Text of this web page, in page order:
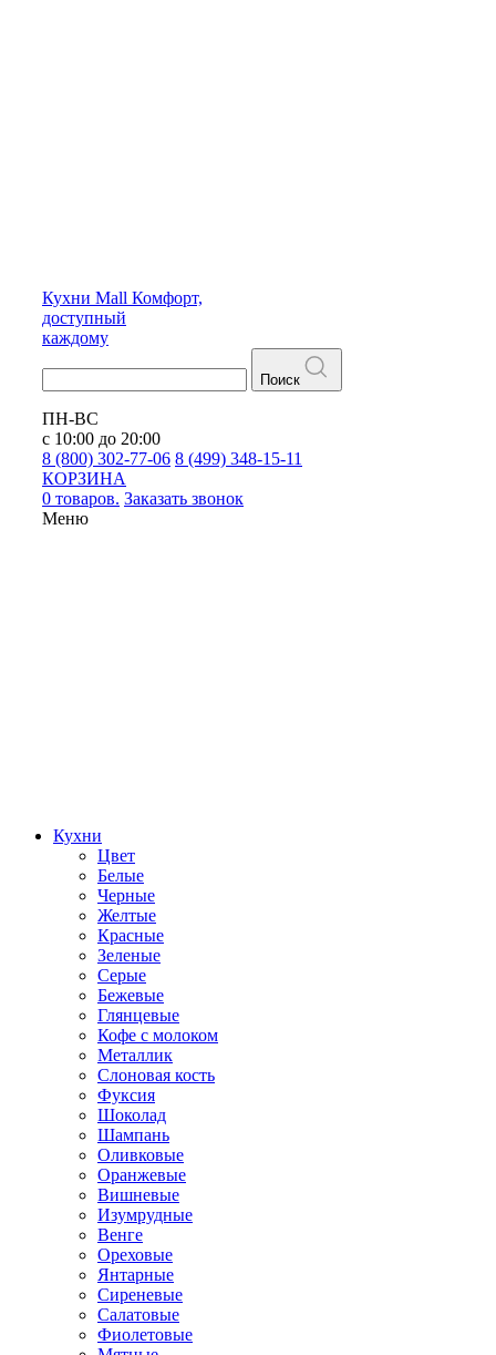
Кухни Mall Комфорт,
доступный
каждому
Поиск
ПН-ВС
с 10:00 до 20:00
8 (800) 302-77-06 8 (499) 348-15-11
КОРЗИНА
0 товаров. Заказать звонок
Меню
Кухни
Цвет
Белые
Черные
Желтые
Красные
Зеленые
Серые
Бежевые
Глянцевые
Кофе с молоком
Металлик
Слоновая кость
Фуксия
Шоколад
Шампань
Оливковые
Оранжевые
Вишневые
Изумрудные
Венге
Ореховые
Янтарные
Сиреневые
Салатовые
Фиолетовые